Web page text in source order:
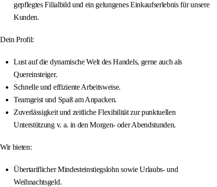
gepflegtes Filialbild und ein gelungenes Einkaufserlebnis für unsere
Kunden.
Dein Profil:
Lust auf die dynamische Welt des Handels, gerne auch als
Quereinsteiger.
Schnelle und effiziente Arbeitsweise.
Teamgeist und Spaß am Anpacken.
Zuverlässigkeit und zeitliche Flexibilität zur punktuellen
Unterstützung v. a. in den Morgen- oder Abendstunden.
Wir bieten:
Übertariflicher Mindesteinstiegslohn sowie Urlaubs- und
Weihnachtsgeld.